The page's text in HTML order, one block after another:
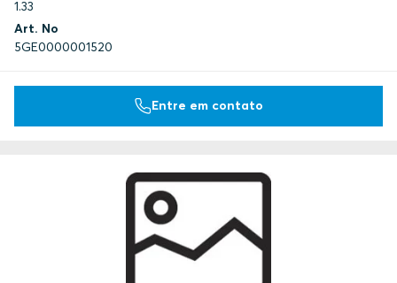
1.33
Art. No
5GE0000001520
Entre em contato